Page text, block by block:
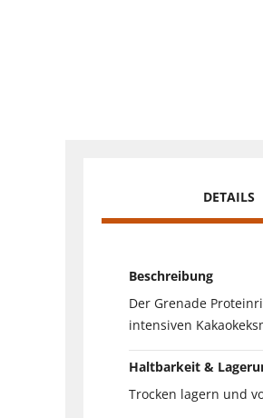
DETAILS
Beschreibung
Der Grenade
intensiven
Haltbarkeit &
Trocken lagern und